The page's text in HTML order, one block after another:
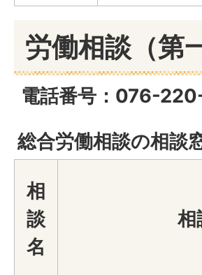
労働相談（第
電話番号：076-
総合労働相談の相談
相
談
名
相